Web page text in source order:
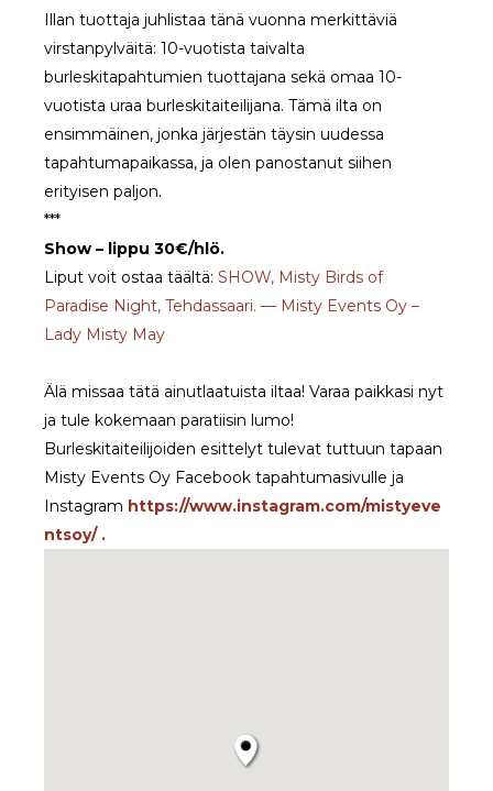
Illan tuottaja juhlistaa tänä vuonna merkittäviä
virstanpylväitä: 10-vuotista taivalta
burleskitapahtumien tuottajana sekä omaa 10-
vuotista uraa burleskitaiteilijana. Tämä ilta on
ensimmäinen, jonka järjestän täysin uudessa
tapahtumapaikassa, ja olen panostanut siihen
erityisen paljon.
***
Show – lippu 30€/hlö.
Liput voit ostaa täältä: SHOW, Misty Birds of
Paradise Night, Tehdassaari. — Misty Events Oy –
Lady Misty May
Älä missaa tätä ainutlaatuista iltaa! Varaa paikkasi nyt
ja tule kokemaan paratiisin lumo!
Burleskitaiteilijoiden esittelyt tulevat tuttuun tapaan
Misty Events Oy Facebook tapahtumasivulle ja
Instagram https://www.instagram.com/mistyeve
ntsoy/ .